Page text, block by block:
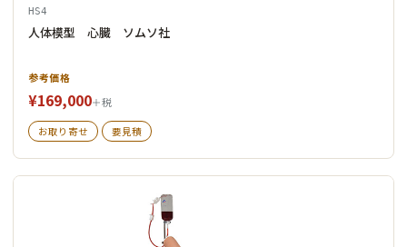
HS4
人体模型 心臓 ソムソ社
参考価格
¥169,000＋税
お取り寄せ 要見積